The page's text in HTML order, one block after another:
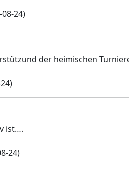
24)
der heimischen
ist….
24)